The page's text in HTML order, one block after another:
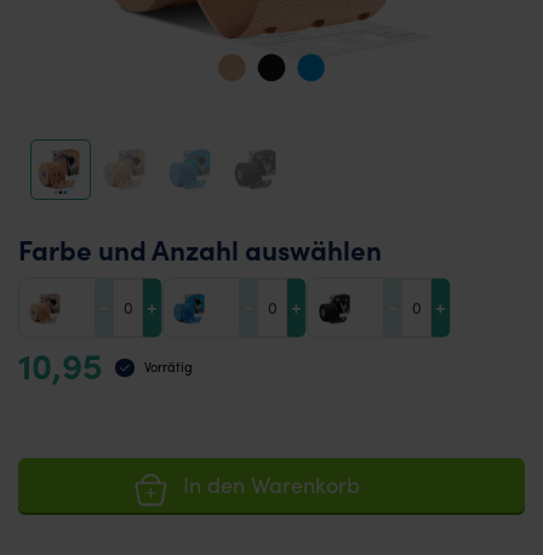
Farbe und Anzahl auswählen
+ + +
10,95 Vorrätig
In den Warenkorb